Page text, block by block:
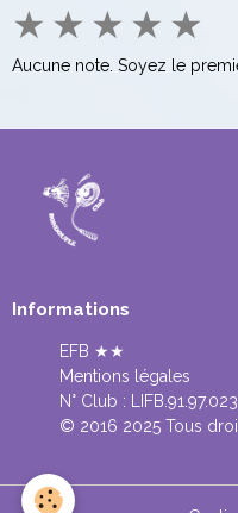
★ ★ ★ ★ ★
Aucune note. Soyez le
Informations
EFB ★★
Mentions légales
N° Club : LIFB.91.97.023
© 2016 2025 Tous